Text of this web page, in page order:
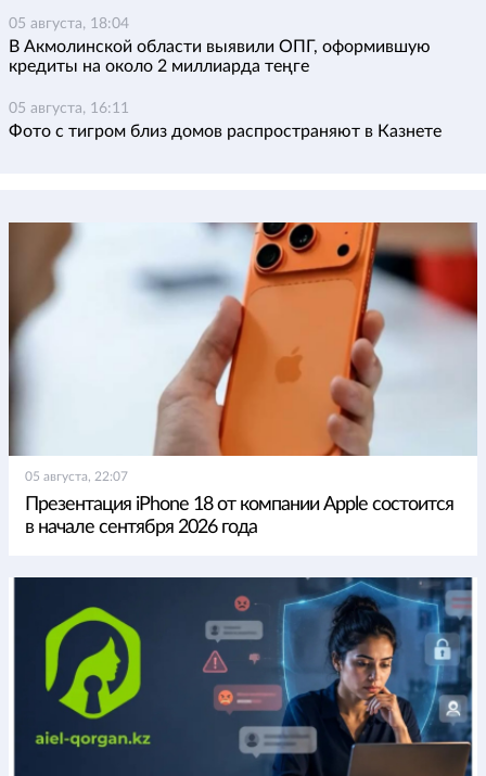
05 августа, 18:04
В Акмолинской области выявили ОПГ, оформившую
кредиты на около 2 миллиарда теңге
05 августа, 16:11
Фото с тигром близ домов распространяют в Казнете
05 августа, 22:07
Презентация iPhone 18 от компании Apple состоится
в начале сентября 2026 года